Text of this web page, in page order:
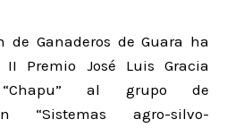
de Ganaderos de Guara ha
II Premio José Luis Gracia
“Chapu” al grupo de
“Sistemas agro-silvo-